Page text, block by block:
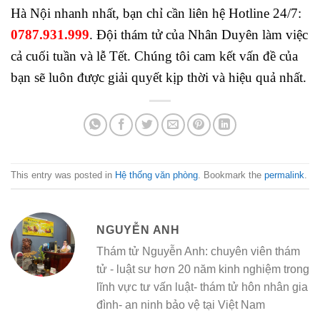
Hà Nội nhanh nhất, bạn chỉ cần liên hệ Hotline 24/7:
0787.931.999. Đội thám tử của Nhân Duyên làm việc
cả cuối tuần và lễ Tết. Chúng tôi cam kết vấn đề của
bạn sẽ luôn được giải quyết kịp thời và hiệu quả nhất.
This entry was posted in Hệ thống văn phòng. Bookmark the permalink.
NGUYỄN ANH
Thám tử Nguyễn Anh: chuyên viên thám
tử - luật sư hơn 20 năm kinh nghiệm trong
lĩnh vực tư vấn luật- thám tử hôn nhân gia
đình- an ninh bảo vệ tại Việt Nam